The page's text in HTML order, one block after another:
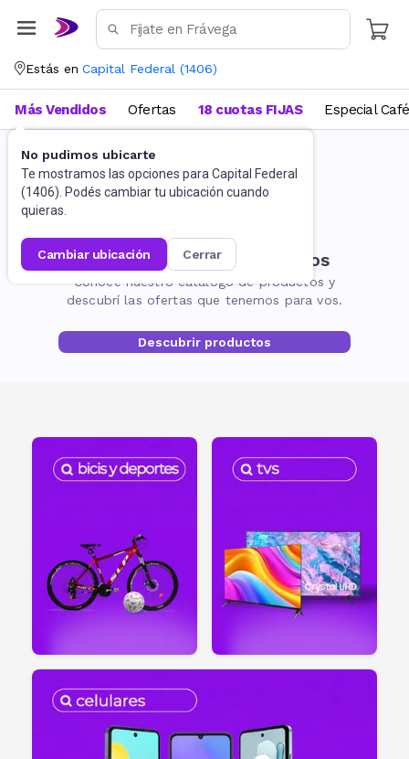
Estás en Capital Federal (1406)
No pudimos ubicarte
Te mostramos las opciones para Capital Federal
(1406). Podés cambiar tu ubicación cuando
quieras.
cambiar ubicación cerrar
Más Vendidos Ofertas 18 cuotas FIJAS Especial Café
No encontramos resultados
Conocé nuestro catálogo de productos y
descubrí las ofertas que tenemos para vos.
Descubrir productos